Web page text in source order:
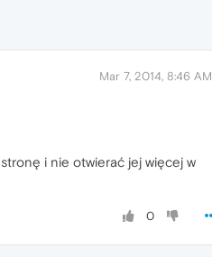
Mar 7, 2014, 8:46 AM
i nie otwierać jej więcej w
0